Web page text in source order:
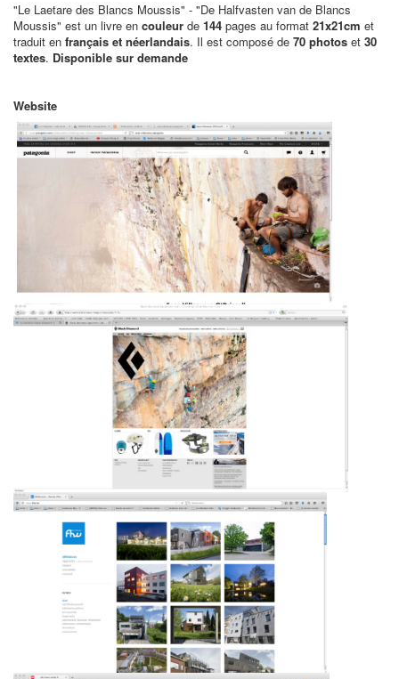
"Le Laetare des Blancs Moussis" - "De Halfvasten van de Blancs
Moussis" est un livre en couleur de 144 pages au format 21x21cm et
traduit en français et néerlandais. Il est composé de 70 photos et 30
textes. Disponible sur demande
Website